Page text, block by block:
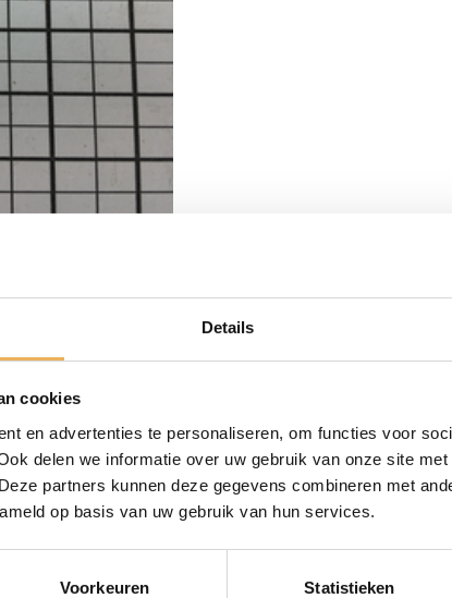
Details
cookies
en advertenties te personaliseren, om functies voor
delen we informatie over uw gebruik van onze site
partners kunnen deze gegevens combineren met
op basis van uw gebruik van hun services.
Voorkeuren Statistieken
BESCHRIJVING
groot aanbod aan meubelbeslag. Of u nou een oud
essentieel voor deze oude tafel, kast of stoel. We
bijdragen aan uw styling. Ga voor antiek of juist